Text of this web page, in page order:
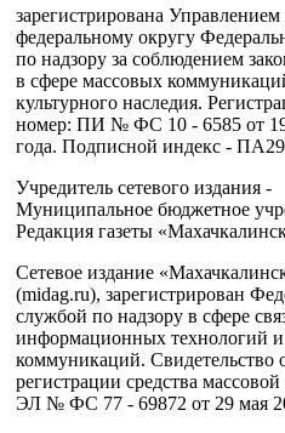
зарегистрирована
федеральному округу
по надзору за соблюдением
в сфере массовых
культурного наследия.
номер: ПИ № ФС 10 - 6585 от 19
года. Подписной индекс -
Учредитель сетевого издания -
Муниципальное бюджетное
Редакция газеты
Сетевое издание
(midag.ru), зарегистрирован
службой по надзору в сфере
информационных технологий
коммуникаций. Свидетельство
регистрации средства
ЭЛ № ФС 77 - 69872 от 29 мая